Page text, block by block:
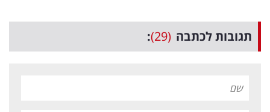
תגובות לכתבה (29)
: